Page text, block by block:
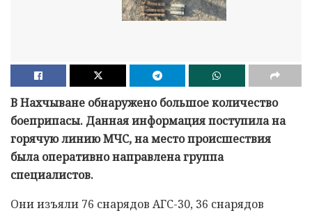
В Нахчыване обнаружено большое количество
боеприпасы. Данная информация поступила на
горячую линию МЧС, на место происшествия
была оперативно направлена группа
специалистов.
Они изъяли 76 снарядов АГС-30, 36 снарядов